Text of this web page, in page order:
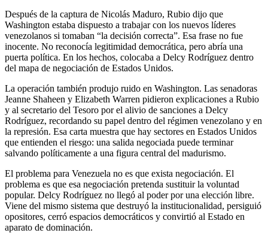
Después de la captura de Nicolás Maduro, Rubio dijo que
Washington estaba dispuesto a trabajar con los nuevos líderes
venezolanos si tomaban “la decisión correcta”. Esa frase no fue
inocente. No reconocía legitimidad democrática, pero abría una
puerta política. En los hechos, colocaba a Delcy Rodríguez dentro
del mapa de negociación de Estados Unidos.
La operación también produjo ruido en Washington. Las senadoras
Jeanne Shaheen y Elizabeth Warren pidieron explicaciones a Rubio
y al secretario del Tesoro por el alivio de sanciones a Delcy
Rodríguez, recordando su papel dentro del régimen venezolano y en
la represión. Esa carta muestra que hay sectores en Estados Unidos
que entienden el riesgo: una salida negociada puede terminar
salvando políticamente a una figura central del madurismo.
El problema para Venezuela no es que exista negociación. El
problema es que esa negociación pretenda sustituir la voluntad
popular. Delcy Rodríguez no llegó al poder por una elección libre.
Viene del mismo sistema que destruyó la institucionalidad, persiguió
opositores, cerró espacios democráticos y convirtió al Estado en
aparato de dominación.